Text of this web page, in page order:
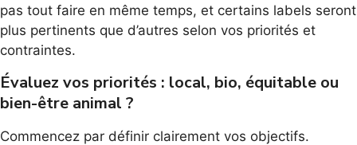
pas tout faire en même temps, et certains labels seront
plus pertinents que d’autres selon vos priorités et
contraintes.
Évaluez vos priorités : local, bio, équitable ou
bien-être animal ?
Commencez par définir clairement vos objectifs.